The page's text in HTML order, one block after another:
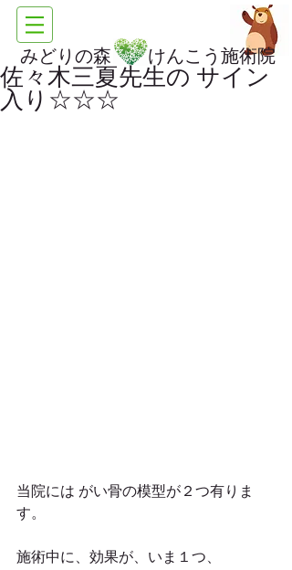
みどりの森 けんこう施術院
佐々木三夏先生の サイン
入り☆☆☆
当院には がい骨の模型が２つ有りま
す。
施術中に、効果が、いま１つ、